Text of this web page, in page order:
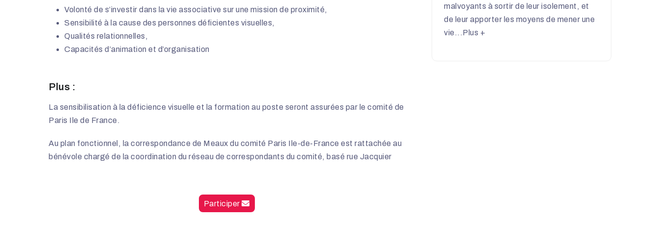
Volonté de s’investir dans la vie associative sur une mission de proximité,
Sensibilité à la cause des personnes déficientes visuelles,
Qualités relationnelles,
Capacités d’animation et d’organisation
Plus :
La sensibilisation à la déficience visuelle et la formation au poste seront assurées par le comité de
Paris Ile de France.
Au plan fonctionnel, la correspondance de Meaux du comité Paris Ile-de-France est rattachée au
bénévole chargé de la coordination du réseau de correspondants du comité, basé rue Jacquier
Participer
malvoyants à sortir de leur isolement, et
de leur apporter les moyens de mener une
vie...Plus +